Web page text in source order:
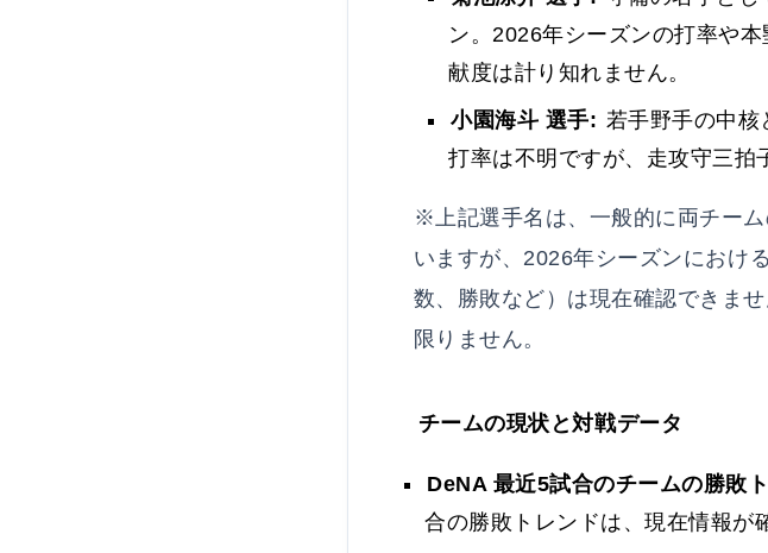
ン。2026年シーズンの打率や
献度は計り知れません。
小園海斗 選手: 若手野手の中
打率は不明ですが、走攻守三拍
※上記選手名は、一般的に両チー
いますが、2026年シーズンにおけ
数、勝敗など）は現在確認できま
限りません。
チームの現状と対戦データ
DeNA 最近5試合のチームの勝敗
合の勝敗トレンドは、現在情報が